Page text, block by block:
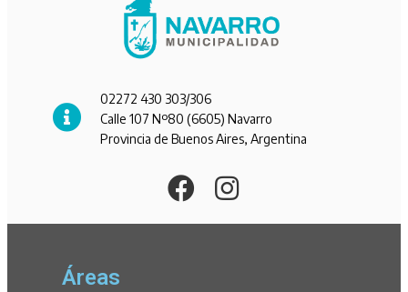
02272 430 303/306
Calle 107 Nº80 (6605) Navarro
Provincia de Buenos Aires, Argentina
Áreas